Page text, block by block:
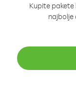
Kupite
najbolje